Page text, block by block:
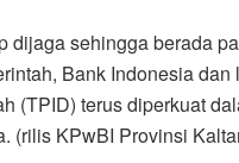
dijaga sehingga berada
Bank Indonesia
(TPID) terus diperkuat
(rilis KPwBI Provinsi